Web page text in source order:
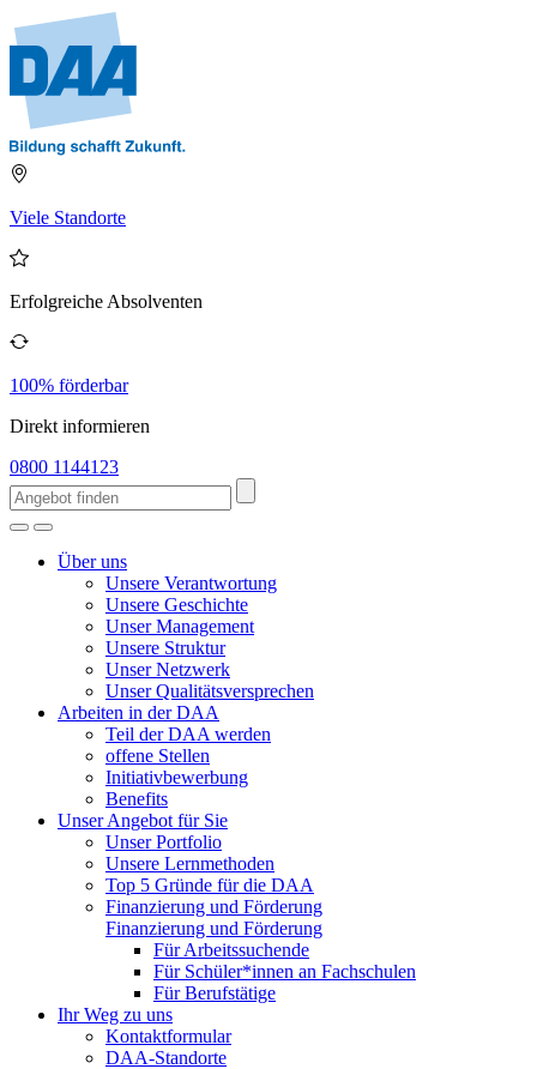
Viele Standorte
Erfolgreiche Absolventen
100% förderbar
Direkt informieren
0800 1144123
Über uns
Unsere Verantwortung
Unsere Geschichte
Unser Management
Unsere Struktur
Unser Netzwerk
Unser Qualitätsversprechen
Arbeiten in der DAA
Teil der DAA werden
offene Stellen
Initiativbewerbung
Benefits
Unser Angebot für Sie
Unser Portfolio
Unsere Lernmethoden
Top 5 Gründe für die DAA
Finanzierung und Förderung
Finanzierung und Förderung
Für Arbeitssuchende
Für Schüler*innen an Fachschulen
Für Berufstätige
Ihr Weg zu uns
Kontaktformular
DAA-Standorte